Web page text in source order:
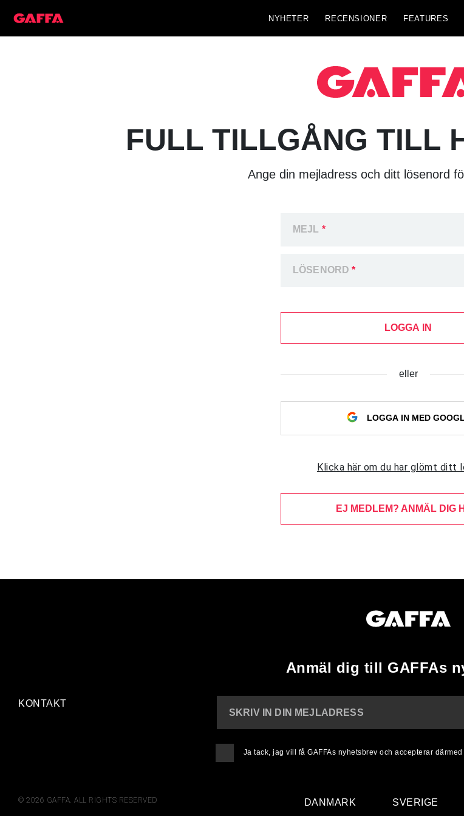
NYHETER RECENSIONER FEATURES
FULL TILLGÅNG TILL
Ange din mejladress och ditt lösenord
MEJL *
LÖSENORD*
LOGGA IN
eller
LOGGA IN MED
Klicka här om du har glömt ditt
EJ MEDLEM? ANMÄL DIG
Anmäl dig till GAFFAs
KONTAKT
SKRIV IN DIN MEJLADRESS
Ja tack, jag vill få GAFFAs nyhetsbrev och accepterar därmed
© 2026 GAFFA. ALL RIGHTS RESERVED DANMARK SVERIGE